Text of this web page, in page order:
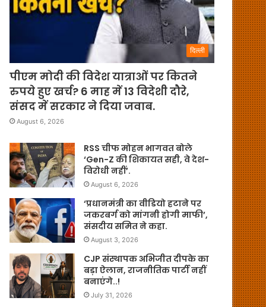
दिल्ली
पीएम मोदी की विदेश यात्राओं पर कितने
रुपये हुए खर्च? 6 माह में 13 विदेशी दौरे,
संसद में सरकार ने दिया जवाब.
August 6, 2026
RSS चीफ मोहन भागवत बोले
‘Gen-Z की शिकायत सही, वे देश-
विरोधी नहीं’.
August 6, 2026
‘प्रधानमंत्री का वीडियो हटाने पर
जकरबर्ग को मांगनी होगी माफी’,
संसदीय समित ने कहा.
August 3, 2026
CJP संस्थापक अभिजीत दीपके का
बड़ा ऐलान, राजनीतिक पार्टी नहीं
बनाएंगे..!
July 31, 2026